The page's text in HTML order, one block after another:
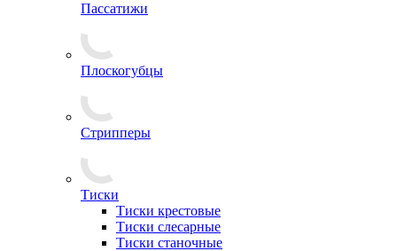
Пассатижи
Плоскогубцы
Стрипперы
Тиски
Тиски крестовые
Тиски слесарные
Тиски станочные